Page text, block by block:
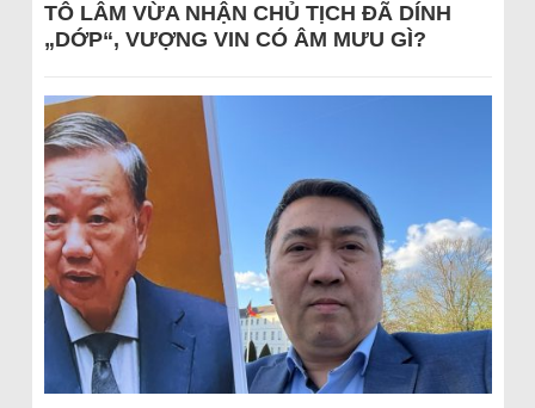
TÔ LÂM VỪA NHẬN CHỦ TỊCH ĐÃ DÍNH
„DỚP“, VƯỢNG VIN CÓ ÂM MƯU GÌ?